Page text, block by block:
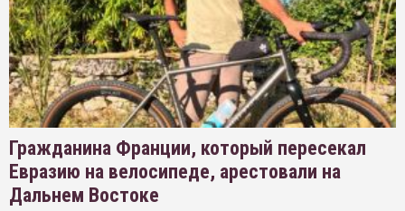
Гражданина Франции, который пересекал
Евразию на велосипеде, арестовали на
Дальнем Востоке